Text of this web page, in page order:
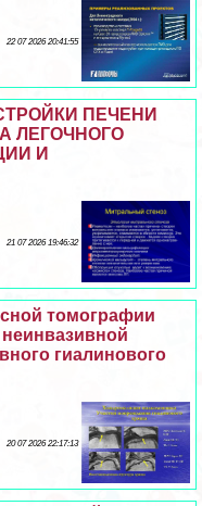
22 07 2026 20:41:55
ПЕЧЕНИ
ЛЕГОЧНОГО
И
21 07 2026 19:46:32
томографии
гиалинового
20 07 2026 22:17:13